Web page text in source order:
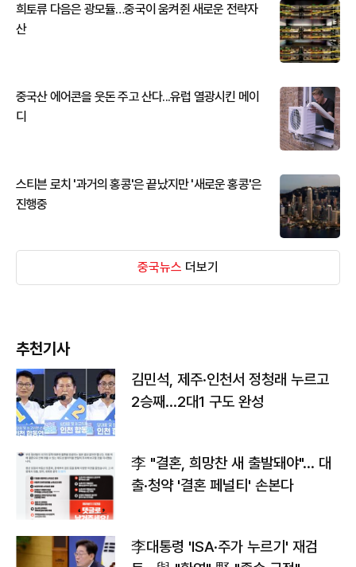
희토류 다음은 광모듈…중국이 움켜쥔 새로운 전략자
산
중국산 에어콘을 웃돈 주고 산다...유럽 열광시킨 메이
디
스티븐 로치 '과거의 홍콩'은 끝났지만 '새로운 홍콩'은
진행중
중국뉴스 더보기
추천기사
김민석, 제주·인천서 정청래 누르고
2승째…2대1 구도 완성
李 "결혼, 희망찬 새 출발돼야"… 대
출·청약 '결혼 페널티' 손본다
李대통령 'ISA·주가 누르기' 재검